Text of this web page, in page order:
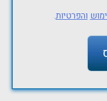
והפרטיות.